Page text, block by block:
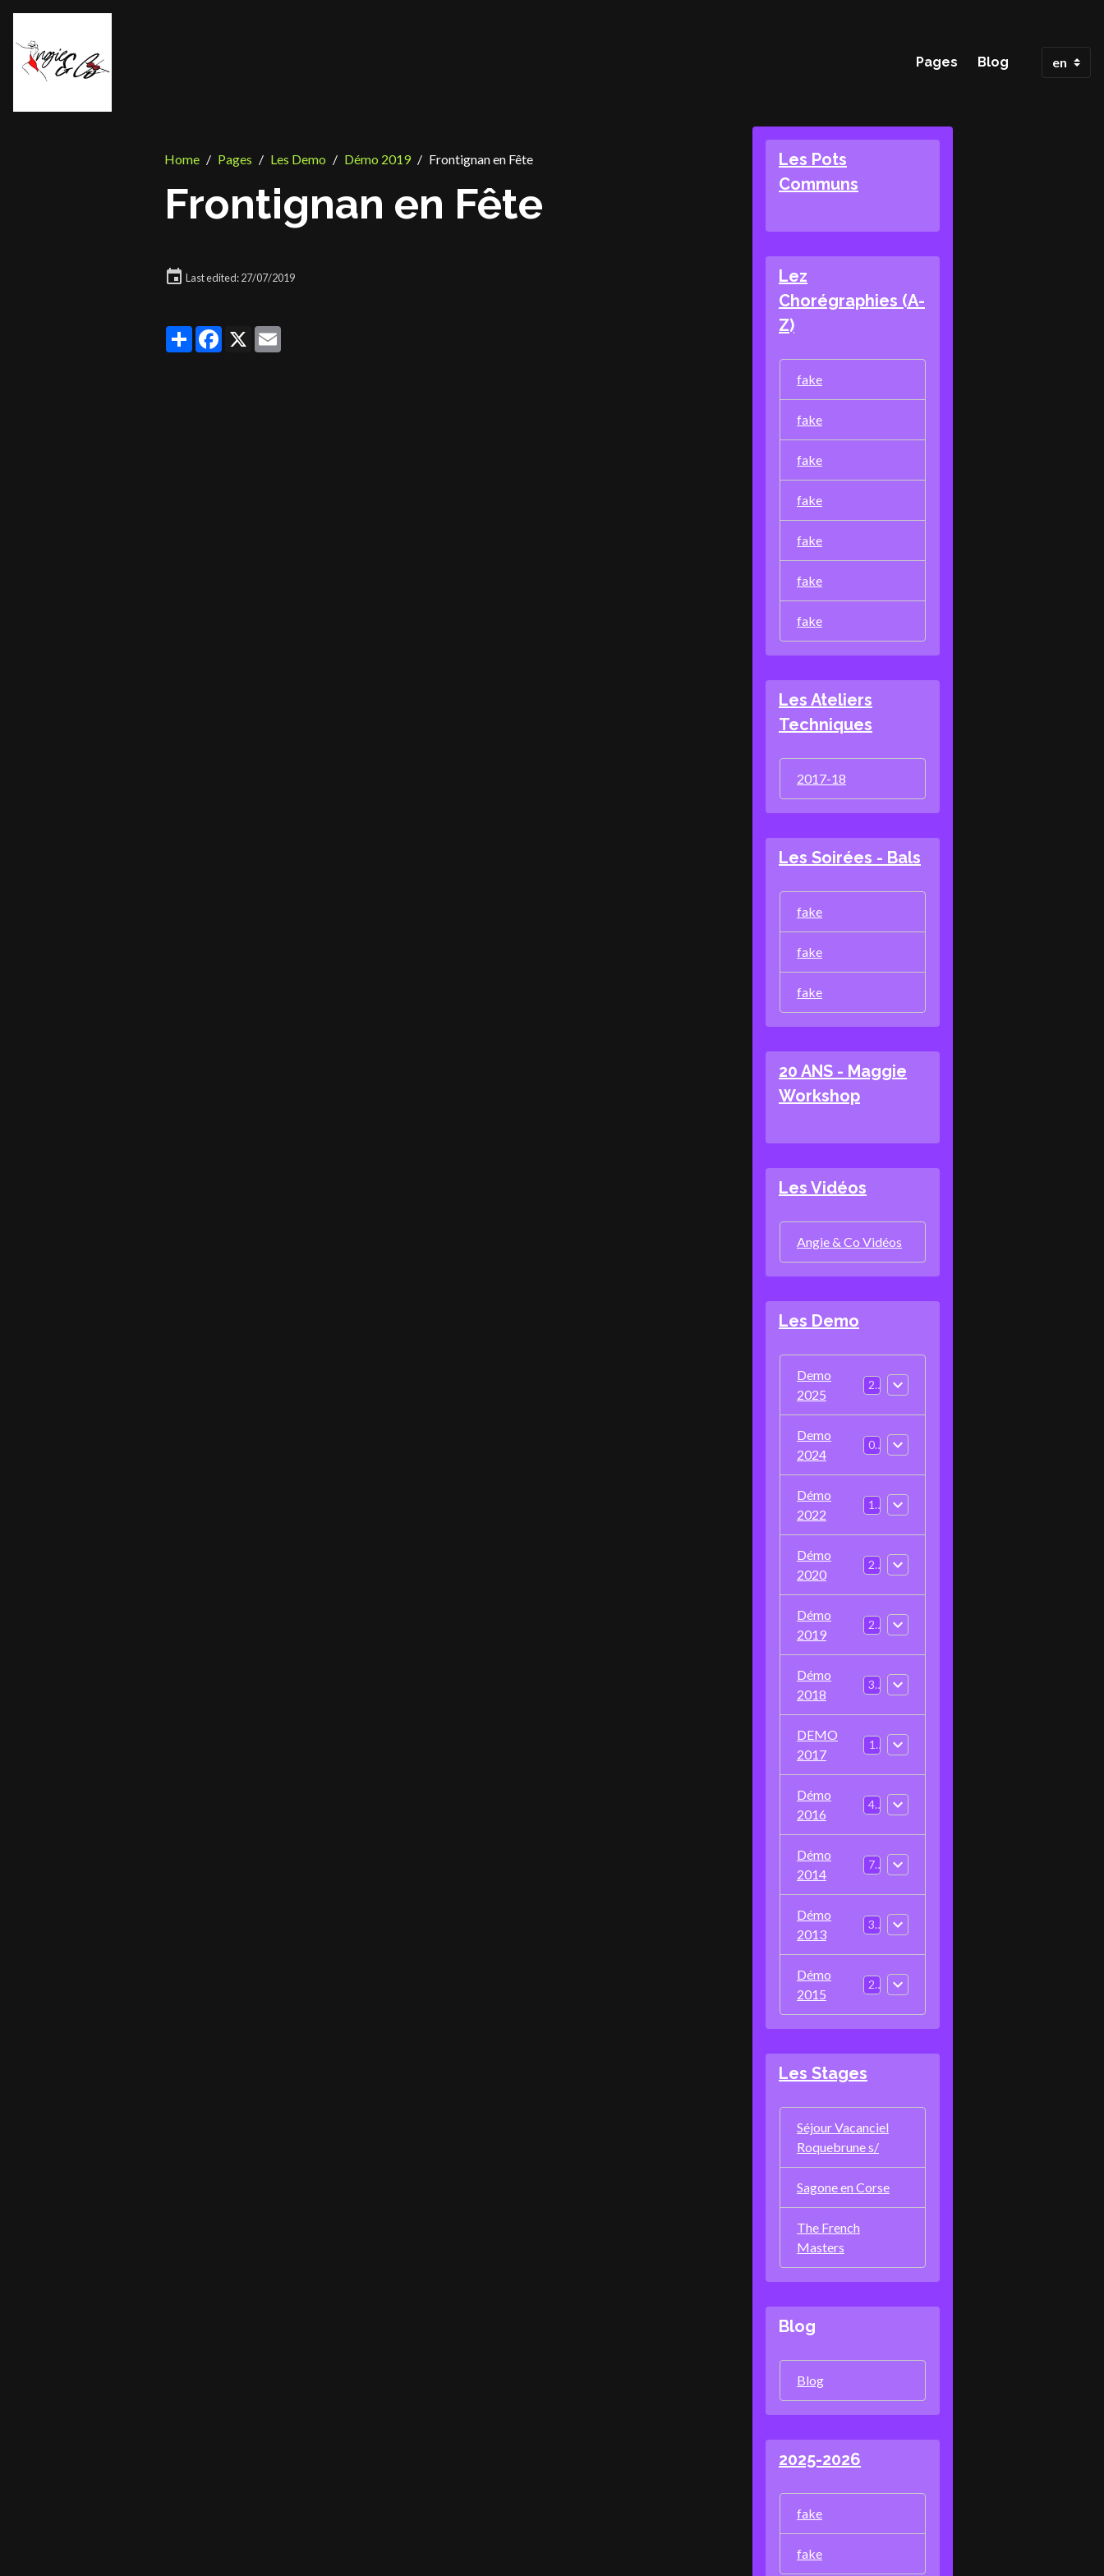
Pages Blog
Home Pages Les Demo Démo 2019 Frontignan en Fête
Frontignan en Fête
Last edited: 27/07/2019
PartagerFacebook
X
Les Pots
Communs
Lez
Chorégraphies (A-
Z)
fake
fake
fake
fake
fake
fake
fake
Les Ateliers
Techniques
2017-18
Les Soirées - Bals
fake
fake
fake
20 ANS - Maggie
Workshop
Les Vidéos
Angie & Co Vidéos
Les Demo
Demo
2025
2
Demo
2024
0
Démo
2022
1
Démo
2020
2
Démo
2019
2
Démo
2018
3
DEMO
2017
1
Démo
2016
4
Démo
2014
7
Démo
2013
3
Démo
2015
2
Les Stages
Séjour Vacanciel
Roquebrune s/
Sagone en Corse
The French
Masters
Blog
Blog
2025-2026
fake
fake